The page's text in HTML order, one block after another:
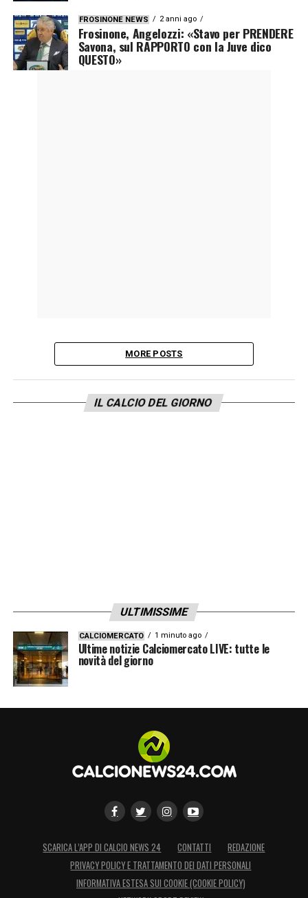
FROSINONE NEWS 2 anni ago
Frosinone, Angelozzi: «Stavo per PRENDERE
Savona, sul RAPPORTO con la Juve dico
QUESTO»
MORE POSTS
IL CALCIO DEL GIORNO
ULTIMISSIME
CALCIOMERCATO 1 minuto ago
Ultime notizie Calciomercato LIVE: tutte le
novità del giorno
SCARICA L’APP DI CALCIO NEWS 24 CONTATTI
REDAZIONE
PRIVACY POLICY E TRATTAMENTO DEI DATI PERSONALI
INFORMATIVA ESTESA SUI COOKIE (COOKIE POLICY)